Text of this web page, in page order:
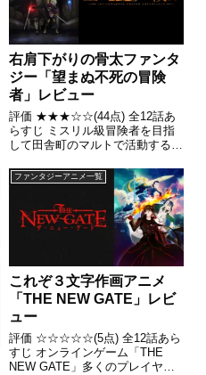
右肩下がりの骨太ファンタ
ジー「望まぬ不死の冒険
者」レビュー
評価 ★★★☆☆(44点) 全12話あ
らすじ ミスリル級冒険者を目指
して田舎町のマルトで活動するレ
のように水月の迷宮を進んでいる
なか、まだ誰にも発見されていな
い隠し通路を発見する引用-
Wikipedia
ファンタジーアニメ一覧
これぞ３文字作画アニメ
「THE NEW GATE」レビ
ュー
評価 ☆☆☆☆☆(5点) 全12話あら
すじ オンラインゲーム「THE
NEW GATE」多くのプレイヤー